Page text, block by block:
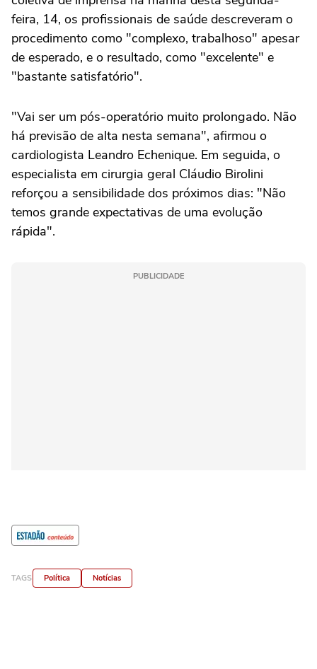
feira, 14, os profissionais de saúde descreveram o
procedimento como "complexo, trabalhoso" apesar
de esperado, e o resultado, como "excelente" e
"bastante satisfatório".
"Vai ser um pós-operatório muito prolongado. Não
há previsão de alta nesta semana", afirmou o
cardiologista Leandro Echenique. Em seguida, o
especialista em cirurgia geral Cláudio Birolini
reforçou a sensibilidade dos próximos dias: "Não
temos grande expectativas de uma evolução
rápida".
PUBLICIDADE
TAGS Política Notícias